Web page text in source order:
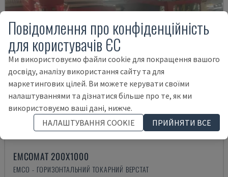
EMCOMAT 200X1000
EMCO - ГОРИЗОНТАЛЬНИЙ ТОКАРНИЙ ВЕРСТАТ
Повідомлення про конфіденційність
для користувачів ЄС
Ми використовуємо файли cookie для покращення вашого
досвіду, аналізу використання сайту та для
маркетингових цілей. Ви можете керувати своїми
налаштуваннями та дізнатися більше про те, як ми
використовуємо ваші дані, нижче.
НАЛАШТУВАННЯ COOKIE
ПРИЙНЯТИ ВСЕ